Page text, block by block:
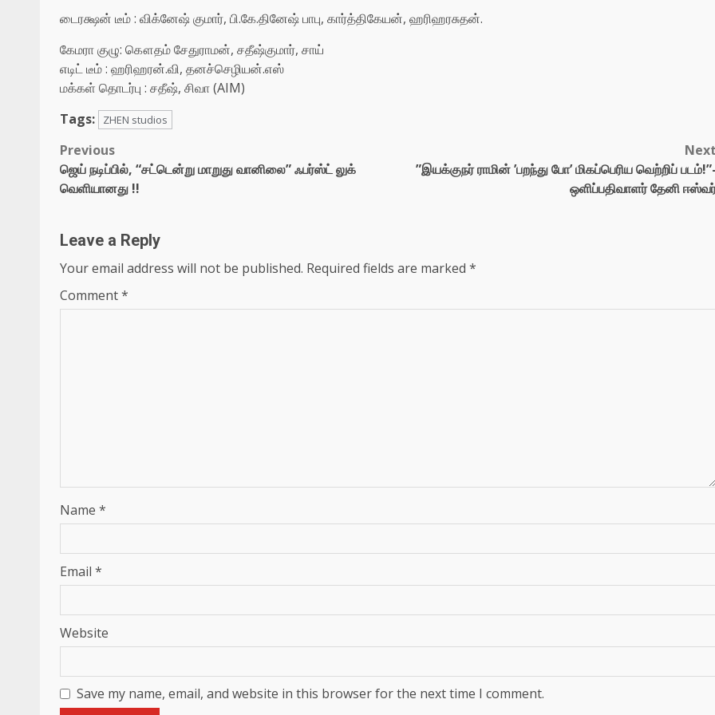
டைரக்ஷன் டீம் : விக்னேஷ் குமார், பி.கே.தினேஷ் பாபு, கார்த்திகேயன், ஹரிஹரசுதன்.
கேமரா குழு: கௌதம் சேதுராமன், சதீஷ்குமார், சாய்
எடிட் டீம் : ஹரிஹரன்.வி, தனச்செழியன்.எஸ்
மக்கள் தொடர்பு : சதீஷ், சிவா (AIM)
Tags:
ZHEN studios
Post
navigation
Previous
ஜெய் நடிப்பில், “சட்டென்று மாறுது வானிலை” ஃபர்ஸ்ட் லுக்
வெளியானது !!
Next
”இயக்குநர் ராமின் ’பறந்து போ’ மிகப்பெரிய வெற்றிப் படம்!”-
ஒளிப்பதிவாளர் தேனி
Leave a Reply
Your email address will not be published. Required fields are marked *
Comment*
Name *
Email *
Website
Save my name, email, and website in this browser for the next time I comment.